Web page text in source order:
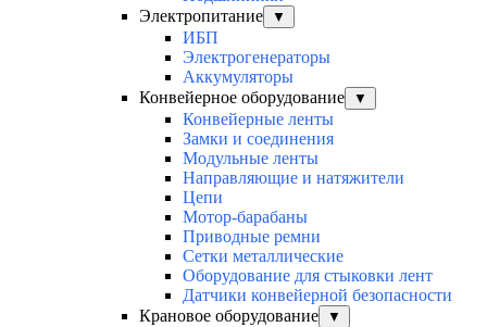
Электропитание
▼
ИБП
Электрогенераторы
Аккумуляторы
Конвейерное оборудование
▼
Конвейерные ленты
Замки и соединения
Модульные ленты
Направляющие и натяжители
Цепи
Мотор-барабаны
Приводные ремни
Сетки металлические
Оборудование для стыковки лент
Датчики конвейерной безопасности
Крановое оборудование
▼